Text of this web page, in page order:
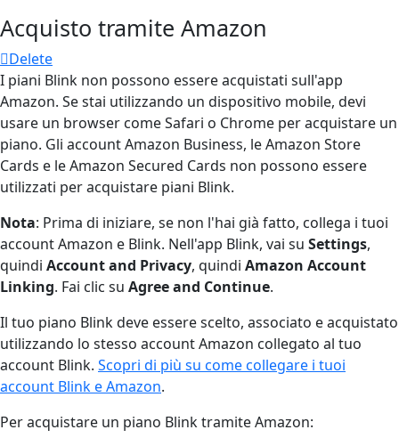
Acquisto tramite Amazon
Delete
I piani Blink non possono essere acquistati sull'app
Amazon. Se stai utilizzando un dispositivo mobile, devi
usare un browser come Safari o Chrome per acquistare un
piano. Gli account Amazon Business, le Amazon Store
Cards e le Amazon Secured Cards non possono essere
utilizzati per acquistare piani Blink.
Nota: Prima di iniziare, se non l'hai già fatto, collega i tuoi
account Amazon e Blink. Nell'app Blink, vai su Settings,
quindi Account and Privacy, quindi Amazon Account
Linking. Fai clic su Agree and Continue.
Il tuo piano Blink deve essere scelto, associato e acquistato
utilizzando lo stesso account Amazon collegato al tuo
account Blink. Scopri di più su come collegare i tuoi
account Blink e Amazon.
Per acquistare un piano Blink tramite Amazon: